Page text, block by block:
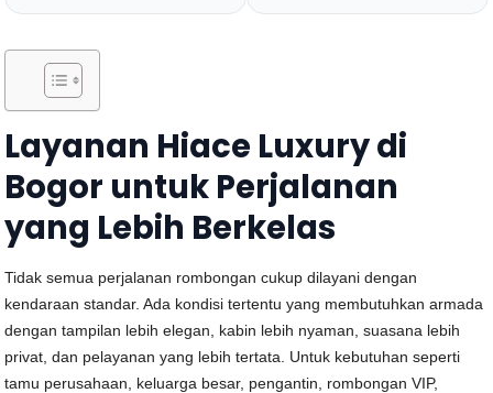
Layanan Hiace Luxury di
Bogor untuk Perjalanan
yang Lebih Berkelas
Tidak semua perjalanan rombongan cukup dilayani dengan
kendaraan standar. Ada kondisi tertentu yang membutuhkan armada
dengan tampilan lebih elegan, kabin lebih nyaman, suasana lebih
privat, dan pelayanan yang lebih tertata. Untuk kebutuhan seperti
tamu perusahaan, keluarga besar, pengantin, rombongan VIP,